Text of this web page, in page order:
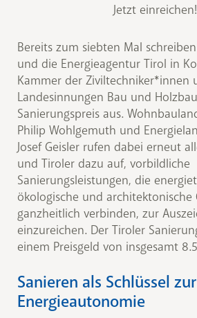
Jetzt einreichen!
Bereits zum siebten Mal
und die Energieagentur Tirol in
Kammer der Ziviltechniker*innen
Landesinnungen Bau und
Sanierungspreis aus.
Philip Wohlgemuth und
Josef Geisler rufen dabei erneut
und Tiroler dazu auf, vorbildliche
Sanierungsleistungen, die
ökologische und architektonische
ganzheitlich verbinden, zur
einzureichen. Der Tiroler
einem Preisgeld von insgesamt
Sanieren als Schlüssel zur
Energieautonomie